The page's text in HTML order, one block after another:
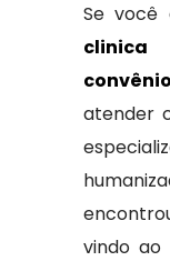
Se você
clinica
atender
vindo ao